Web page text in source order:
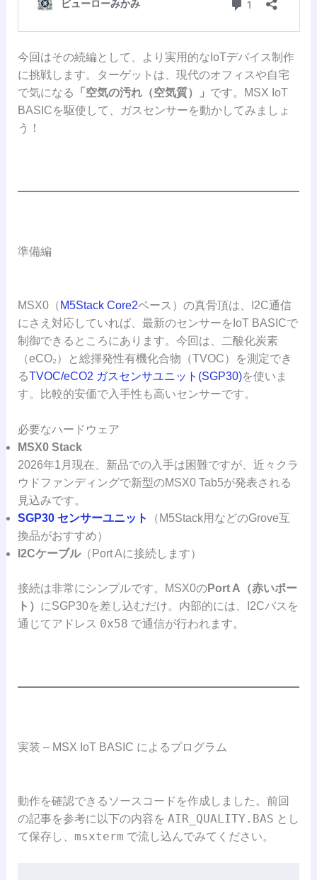
今回はその続編として、より実用的なIoTデバイス制作
に挑戦します。ターゲットは、現代のオフィスや自宅
で気になる 「空気の汚れ（空気質）」 です。MSX IoT
BASICを駆使して、ガスセンサーを動かしてみましょ
う！
準備編
MSX0（ M5Stack Core2ベース）の真骨頂は、I2C通信
にさえ対応していれば、最新のセンサーをIoT BASICで
制御できるところにあります。今回は、二酸化炭素
（eCO₂）と総揮発性有機化合物（TVOC）を測定でき
るTVOC/eCO2 ガスセンサユニット(SGP30)を使いま
す。比較的安価で入手性も高いセンサーです。
必要なハードウェア
MSX0 Stack
2026年1月現在、新品での入手は困難ですが、近々クラ
ウドファンディングで新型のMSX0 Tab5が発表される
見込みです。
SGP30 センサーユニット
（M5Stack用などのGrove互
換品がおすすめ）
I2Cケーブル（Port Aに接続します）
接続は非常にシンプルです。MSX0のPort A（赤いポー
ト） にSGP30を差し込むだけ。内部的には、I2Cバスを
通じてアドレス 0x58 で通信が行われます。
実装 – MSX IoT BASIC によるプログラム
動作を確認できるソースコードを作成しました。前回
の記事を参考に以下の内容を AIR_QUALITY.BAS とし
て保存し、 msxterm で流し込んでみてください。